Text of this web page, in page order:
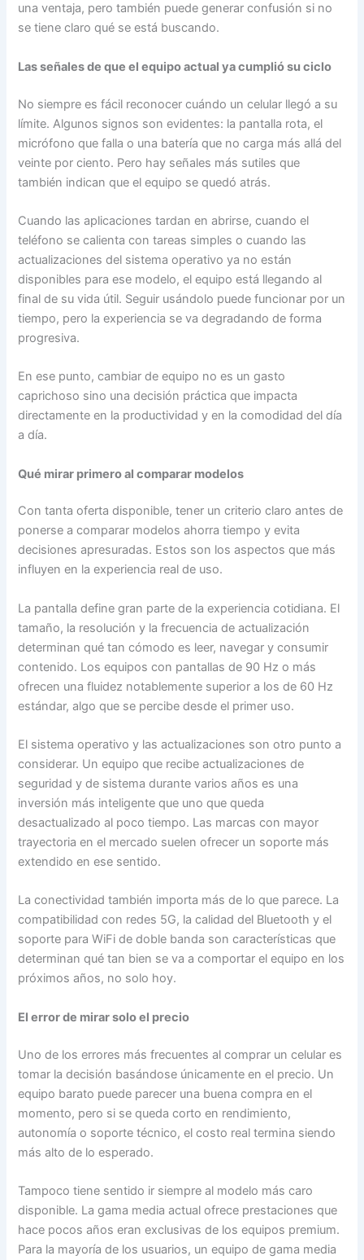
una ventaja, pero también puede generar confusión si no
se tiene claro qué se está buscando.
Las señales de que el equipo actual ya cumplió su ciclo
No siempre es fácil reconocer cuándo un celular llegó a su
límite. Algunos signos son evidentes: la pantalla rota, el
micrófono que falla o una batería que no carga más allá del
veinte por ciento. Pero hay señales más sutiles que
también indican que el equipo se quedó atrás.
Cuando las aplicaciones tardan en abrirse, cuando el
teléfono se calienta con tareas simples o cuando las
actualizaciones del sistema operativo ya no están
disponibles para ese modelo, el equipo está llegando al
final de su vida útil. Seguir usándolo puede funcionar por un
tiempo, pero la experiencia se va degradando de forma
progresiva.
En ese punto, cambiar de equipo no es un gasto
caprichoso sino una decisión práctica que impacta
directamente en la productividad y en la comodidad del día
a día.
Qué mirar primero al comparar modelos
Con tanta oferta disponible, tener un criterio claro antes de
ponerse a comparar modelos ahorra tiempo y evita
decisiones apresuradas. Estos son los aspectos que más
influyen en la experiencia real de uso.
La pantalla define gran parte de la experiencia cotidiana. El
tamaño, la resolución y la frecuencia de actualización
determinan qué tan cómodo es leer, navegar y consumir
contenido. Los equipos con pantallas de 90 Hz o más
ofrecen una fluidez notablemente superior a los de 60 Hz
estándar, algo que se percibe desde el primer uso.
El sistema operativo y las actualizaciones son otro punto a
considerar. Un equipo que recibe actualizaciones de
seguridad y de sistema durante varios años es una
inversión más inteligente que uno que queda
desactualizado al poco tiempo. Las marcas con mayor
trayectoria en el mercado suelen ofrecer un soporte más
extendido en ese sentido.
La conectividad también importa más de lo que parece. La
compatibilidad con redes 5G, la calidad del Bluetooth y el
soporte para WiFi de doble banda son características que
determinan qué tan bien se va a comportar el equipo en los
próximos años, no solo hoy.
El error de mirar solo el precio
Uno de los errores más frecuentes al comprar un celular es
tomar la decisión basándose únicamente en el precio. Un
equipo barato puede parecer una buena compra en el
momento, pero si se queda corto en rendimiento,
autonomía o soporte técnico, el costo real termina siendo
más alto de lo esperado.
Tampoco tiene sentido ir siempre al modelo más caro
disponible. La gama media actual ofrece prestaciones que
hace pocos años eran exclusivas de los equipos premium.
Para la mayoría de los usuarios, un equipo de gama media